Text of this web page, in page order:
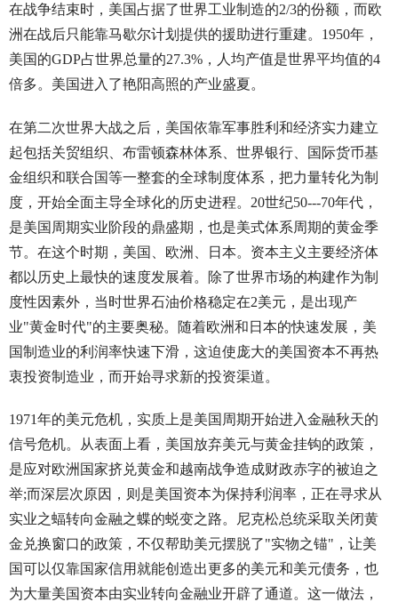
在战争结束时，美国占据了世界工业制造的2/3的份额，而欧
洲在战后只能靠马歇尔计划提供的援助进行重建。1950年，
美国的GDP占世界总量的27.3%，人均产值是世界平均值的4
倍多。美国进入了艳阳高照的产业盛夏。
在第二次世界大战之后，美国依靠军事胜利和经济实力建立
起包括关贸组织、布雷顿森林体系、世界银行、国际货币基
金组织和联合国等一整套的全球制度体系，把力量转化为制
度，开始全面主导全球化的历史进程。20世纪50---70年代，
是美国周期实业阶段的鼎盛期，也是美式体系周期的黄金季
节。在这个时期，美国、欧洲、日本。资本主义主要经济体
都以历史上最快的速度发展着。除了世界市场的构建作为制
度性因素外，当时世界石油价格稳定在2美元，是出现产
业"黄金时代"的主要奥秘。随着欧洲和日本的快速发展，美
国制造业的利润率快速下滑，这迫使庞大的美国资本不再热
衷投资制造业，而开始寻求新的投资渠道。
1971年的美元危机，实质上是美国周期开始进入金融秋天的
信号危机。从表面上看，美国放弃美元与黄金挂钩的政策，
是应对欧洲国家挤兑黄金和越南战争造成财政赤字的被迫之
举;而深层次原因，则是美国资本为保持利润率，正在寻求从
实业之蝠转向金融之蝶的蜕变之路。尼克松总统采取关闭黄
金兑换窗口的政策，不仅帮助美元摆脱了"实物之锚"，让美
国可以仅靠国家信用就能创造出更多的美元和美元债务，也
为大量美国资本由实业转向金融业开辟了通道。这一做法，